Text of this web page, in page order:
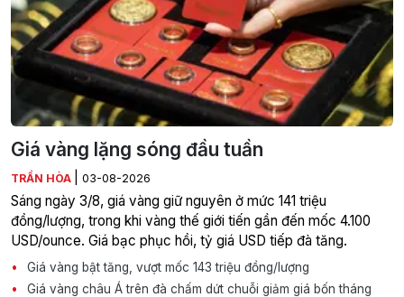
Giá vàng lặng sóng đầu tuần
TRẦN HÒA 03-08-2026
Sáng ngày 3/8, giá vàng giữ nguyên ở mức 141 triệu
đồng/lượng, trong khi vàng thế giới tiến gần đến mốc 4.100
USD/ounce. Giá bạc phục hồi, tỷ giá USD tiếp đà tăng.
Giá vàng bật tăng, vượt mốc 143 triệu đồng/lượng
Giá vàng châu Á trên đà chấm dứt chuỗi giảm giá bốn tháng